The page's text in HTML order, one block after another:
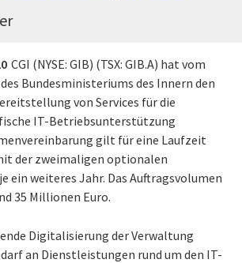
CGI (NYSE: GIB) (TSX: GIB.A) hat vom
Bundesministeriums des Innern den
von Services für die
IT-Betriebsunterstützung
gilt für eine Laufzeit
der zweimaligen optionalen
ein weiteres Jahr. Das Auftragsvolumen
35 Millionen Euro.
Digitalisierung der Verwaltung
an Dienstleistungen rund um den IT-